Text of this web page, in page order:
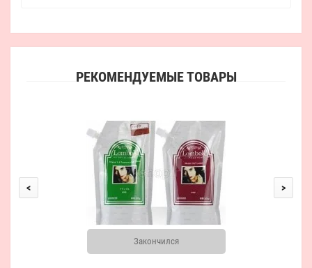
РЕКОМЕНДУЕМЫЕ ТОВАРЫ
Закончился
< >